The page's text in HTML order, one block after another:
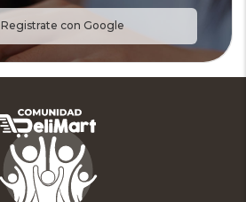
Registrate con Google